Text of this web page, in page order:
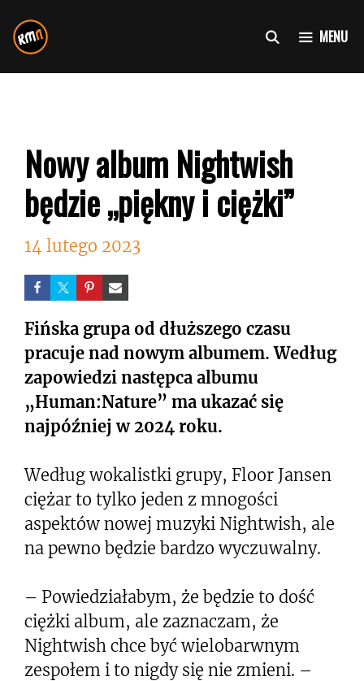
do
treści
MENU
Nowy album Nightwish
będzie „piękny i ciężki”
14 lutego 2023
Fińska grupa od dłuższego czasu
pracuje nad nowym albumem. Według
zapowiedzi następca albumu
„Human:Nature” ma ukazać się
najpóźniej w 2024 roku.
Według wokalistki grupy, Floor Jansen
ciężar to tylko jeden z mnogości
aspektów nowej muzyki Nightwish, ale
na pewno będzie bardzo wyczuwalny.
– Powiedziałabym, że będzie to dość
ciężki album, ale zaznaczam, że
Nightwish chce być wielobarwnym
zespołem i to nigdy się nie zmieni. –